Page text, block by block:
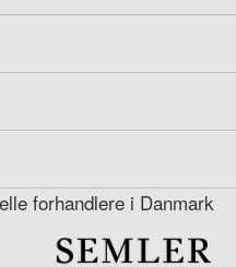
forhandlere i Danmark